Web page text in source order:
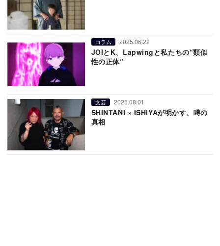
コラム 2025.06.22
JOIとK、Lapwingと私たちの“類似
性の正体”
文芸 2025.08.01
SHINTANI × ISHIYAが明かす、噂の
真相